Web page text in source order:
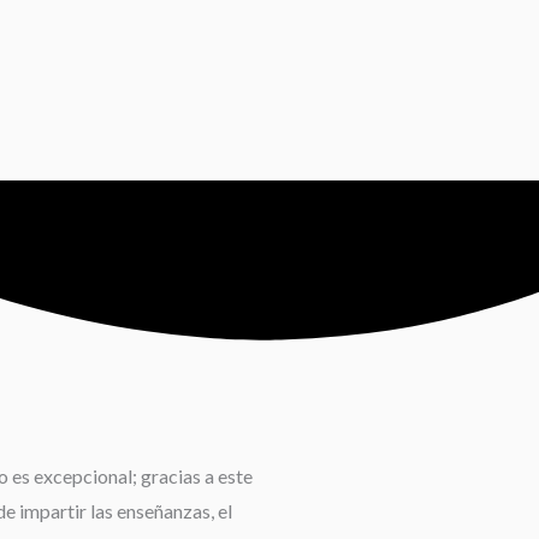
es excepcional; gracias a este
impartir las enseñanzas, el